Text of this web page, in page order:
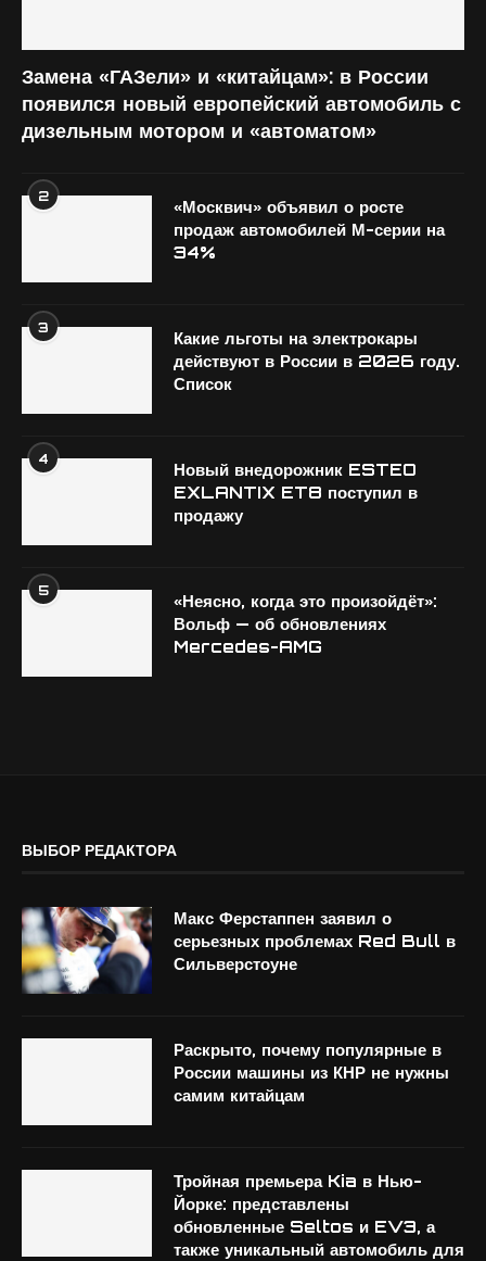
Замена «ГАЗели» и «китайцам»: в России
появился новый европейский автомобиль с
дизельным мотором и «автоматом»
2
«Москвич» объявил о росте
продаж автомобилей М-серии на
34%
3
Какие льготы на электрокары
действуют в России в 2026 году.
Список
4
Новый внедорожник ESTEO
EXLANTIX ET8 поступил в
продажу
5
«Неясно, когда это произойдёт»:
Вольф — об обновлениях
Mercedes-AMG
ВЫБОР РЕДАКТОРА
Макс Ферстаппен заявил о
серьезных проблемах Red Bull в
Сильверстоуне
Раскрыто, почему популярные в
России машины из КНР не нужны
самим китайцам
Тройная премьера Kia в Нью-
Йорке: представлены
обновленные Seltos и EV3, а
также уникальный автомобиль для